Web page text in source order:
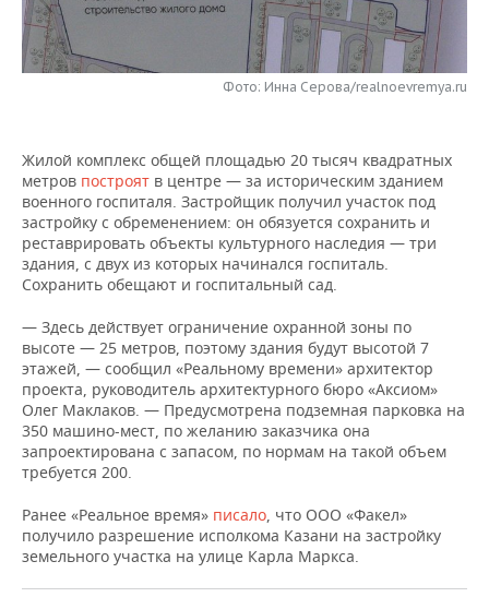
НЕФТЕХИМИЯ
НЕФТЬ
ЭНЕРГЕТИКА
РОЗНИЧНАЯ ТОРГОВЛЯ
НОВОСТИ ТЕХНОЛОГИЙ
ТЕЛЕКОММУНИКАЦИИ
МЕРОПРИЯТИЯ
НОВОСТИ МЕРОПРИЯТИЙ
БИЗНЕС-БРАНЧИ
ONLINE-КОНФЕРЕНЦИИ
ОТКРЫТАЯ ЛЕКЦИЯ
ФУТБОЛ
ХОККЕЙ
БАСКЕТБОЛ
ВОЛЕЙБОЛ
КИБЕРСПОРТ
ФИГУРНОЕ КАТАНИЕ
ХОККЕЙ С МЯЧОМ
НОВОСТИ ОБЩЕСТВА
ВЛАСТЬ
ИНФРАСТРУКТУРА
ИСТОРИЯ
КУЛЬТУРА
МЕДИЦИНА
ПРОИСШЕСТВИЯ
ФОТОГАЛЕРЕЯ
СЮЖЕТЫ
СПРАВОЧНИК
СПИСОК ПЕРСОН
СПИСОК КОМПАНИЙ
ПОЛНАЯ ВЕРСИЯ
Фото: Инна Серова/realnoevremya.ru
Жилой комплекс общей площадью 20 тысяч квадратных
метров построят в центре — за историческим зданием
военного госпиталя. Застройщик получил участок под
застройку с обременением: он обязуется сохранить и
реставрировать объекты культурного наследия — три
здания, с двух из которых начинался госпиталь.
Сохранить обещают и госпитальный сад.
— Здесь действует ограничение охранной зоны по
высоте — 25 метров, поэтому здания будут высотой 7
этажей, — сообщил «Реальному времени» архитектор
проекта, руководитель архитектурного бюро «Аксиом»
Олег Маклаков. — Предусмотрена подземная парковка на
350 машино-мест, по желанию заказчика она
запроектирована с запасом, по нормам на такой объем
требуется 200.
Ранее «Реальное время» писало, что ООО «Факел»
получило разрешение исполкома Казани на застройку
земельного участка на улице Карла Маркса.